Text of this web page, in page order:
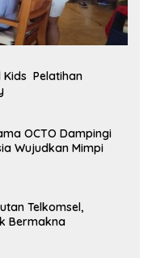
Kids Pelatihan
OCTO Dampingi
Wujudkan Mimpi
Telkomsel,
Bermakna